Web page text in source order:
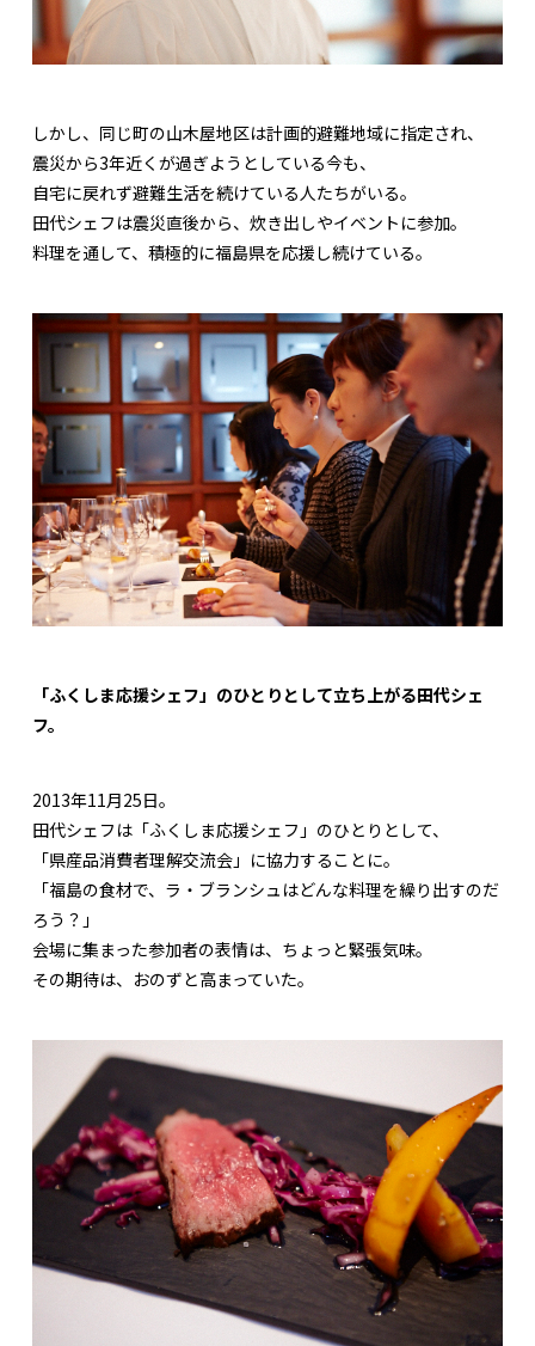
しかし、同じ町の山木屋地区は計画的避難地域に指定され、
震災から3年近くが過ぎようとしている今も、
自宅に戻れず避難生活を続けている人たちがいる。
田代シェフは震災直後から、炊き出しやイベントに参加。
料理を通して、積極的に福島県を応援し続けている。
「ふくしま応援シェフ」のひとりとして立ち上がる田代シェ
フ。
2013年11月25日。
田代シェフは「ふくしま応援シェフ」のひとりとして、
「県産品消費者理解交流会」に協力することに。
「福島の食材で、ラ・ブランシュはどんな料理を繰り出すのだ
ろう？」
会場に集まった参加者の表情は、ちょっと緊張気味。
その期待は、おのずと高まっていた。